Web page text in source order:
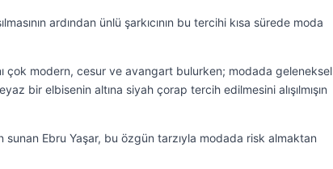
ardından ünlü şarkıcının bu tercihi kısa sürede moda
çok modern, cesur ve avangart bulurken; modada geleneksel
bir elbisenin altına siyah çorap tercih edilmesini alışılmışın
Ebru Yaşar, bu özgün tarzıyla modada risk almaktan